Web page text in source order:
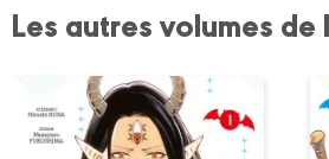
Les autres volumes de